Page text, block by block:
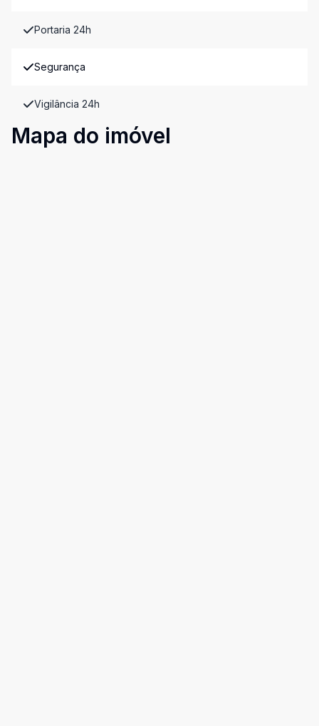
Portaria 24h
Segurança
Vigilância 24h
Mapa do imóvel